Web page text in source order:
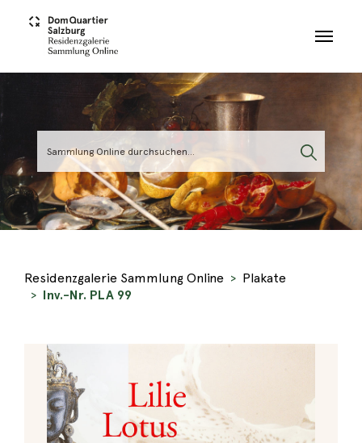
Residenzgalerie Sammlung Online
Plakate
Inv.-Nr. PLA 99